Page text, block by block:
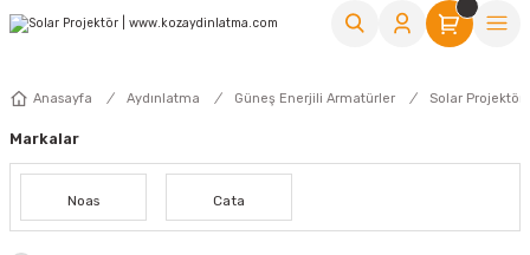
Anasayfa Aydınlatma Güneş Enerjili Armatürler Solar Projektör
Markalar
Noas Cata